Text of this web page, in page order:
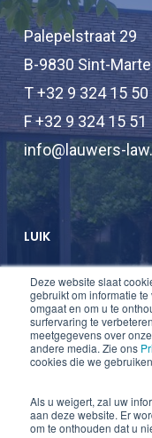
Deze website slaat
gebruikt om informatie
omgaat en om u te
surfervaring te
meetgegevens over
andere media. Zie ons
cookies die we
Als u weigert, zal uw
aan deze website. Er
om te onthouden dat u
Palepelstraat 29
B-9830 Sint-
T +32 9 324 15 50
F +32 9 324 15 51
info@lauwers-
LUIK
T +32 2 747 47 74
F +32 2 747 47 75
info@lauwers-